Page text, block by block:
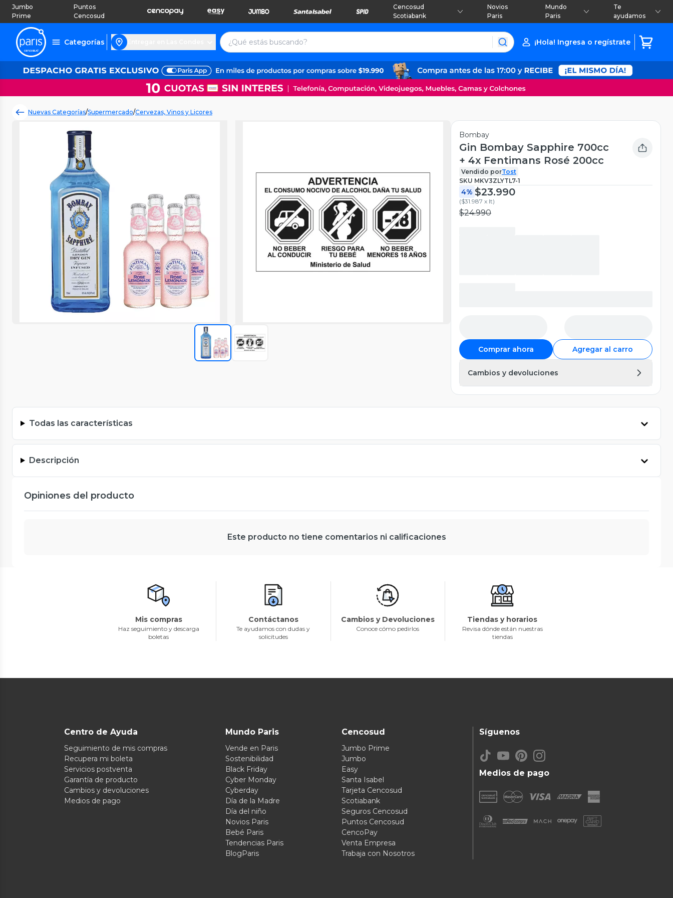
Jumbo
Prime
Puntos
Cencosud
Cencosud
Scotiabank
Novios
Paris
Mundo
Paris
Te
ayudamos
Categorías ¡Hola! Ingresa o regístrate
Nuevas Categorías/Supermercado/Cervezas, Vinos y Licores
Bombay
Gin Bombay Sapphire 700cc
+ 4x Fentimans Rosé 200cc
Vendido porTost
SKU MKV3ZLYTL7-1
4% $23.990
($31.987 x lt)
$24.990
Comprar ahora Agregar al carro
Cambios y devoluciones
Todas las características
Descripción
Opiniones del producto
Este producto no tiene comentarios ni calificaciones
Mis compras
Haz seguimiento y descarga
boletas
Contáctanos
Te ayudamos con dudas y
solicitudes
Cambios y Devoluciones
Conoce cómo pedirlos
Tiendas y horarios
Revisa dónde están nuestras
tiendas
Centro de Ayuda
Seguimiento de mis compras
Recupera mi boleta
Servicios postventa
Garantía de producto
Cambios y devoluciones
Medios de pago
Mundo Paris
Vende en Paris
Sostenibilidad
Black Friday
Cyber Monday
Cyberday
Día de la Madre
Día del niño
Novios Paris
Bebé Paris
Tendencias Paris
BlogParis
Cencosud
Jumbo Prime
Jumbo
Easy
Santa Isabel
Tarjeta Cencosud
Scotiabank
Seguros Cencosud
Puntos Cencosud
CencoPay
Venta Empresa
Trabaja con Nosotros
Medios de pago
Síguenos